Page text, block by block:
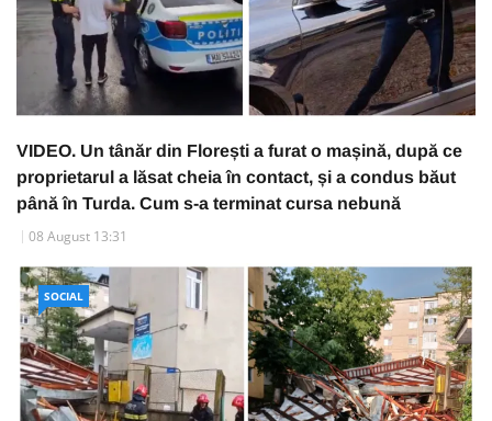
VIDEO. Un tânăr din Florești a furat o mașină, după ce
proprietarul a lăsat cheia în contact, și a condus băut
până în Turda. Cum s-a terminat cursa nebună
08 August 13:31
SOCIAL